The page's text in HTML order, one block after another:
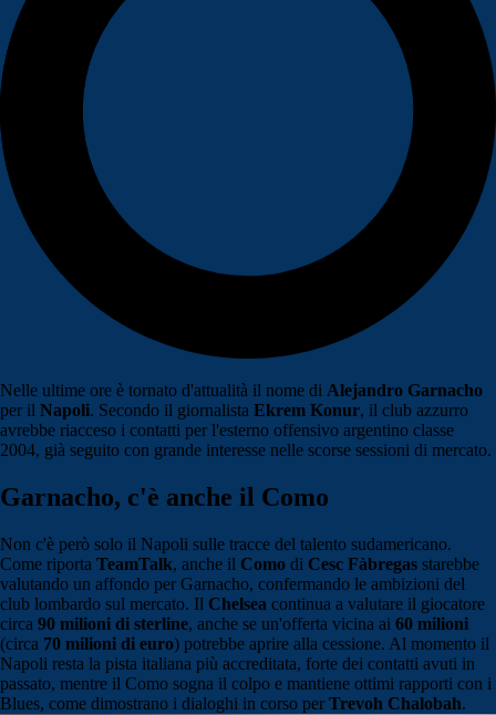
Nelle ultime ore è tornato d'attualità il nome di Alejandro Garnacho
per il Napoli. Secondo il giornalista Ekrem Konur, il club azzurro
avrebbe riacceso i contatti per l'esterno offensivo argentino classe
2004, già seguito con grande interesse nelle scorse sessioni di mercato.
Garnacho, c'è anche il Como
Non c'è però solo il Napoli sulle tracce del talento sudamericano.
Come riporta TeamTalk, anche il Como di Cesc Fàbregas starebbe
valutando un affondo per Garnacho, confermando le ambizioni del
club lombardo sul mercato. Il Chelsea continua a valutare il giocatore
circa 90 milioni di sterline, anche se un'offerta vicina ai 60 milioni
(circa 70 milioni di euro) potrebbe aprire alla cessione. Al momento il
Napoli resta la pista italiana più accreditata, forte dei contatti avuti in
passato, mentre il Como sogna il colpo e mantiene ottimi rapporti con i
Blues, come dimostrano i dialoghi in corso per Trevoh Chalobah.